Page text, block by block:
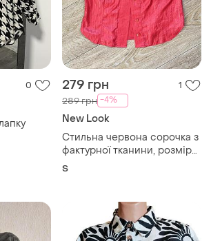
0 279 грн 1
289 грн -4%
New Look
Стильна червона сорочка з
фактурної тканини, розмір
36 s з короткими рукавами
S